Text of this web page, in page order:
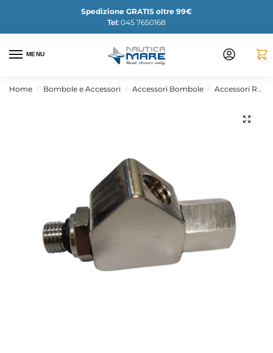
Spedizione GRATIS oltre 99€
Tel: 045 7650168
MENU
Home / Bombole e Accessori / Accessori Bombole / Accessori Ricambi Bombole